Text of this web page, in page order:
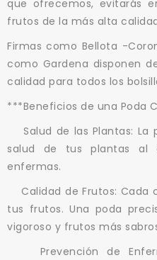
que ofrecemos, evitarás
frutos de la más alta
Firmas como Bellota -
como Gardena disponen
calidad para todos los
***Beneficios de una Poda
Salud de las Plantas:
salud de tus plantas al
enfermas.
Calidad de Frutos:
tus frutos. Una poda
vigoroso y frutos más
Prevención de